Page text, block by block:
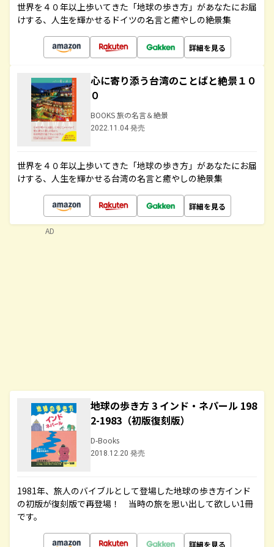
世界を４０年以上歩いてきた「地球の歩き方」があなたにお届
けする、人生を輝かせるドイツの名言と癒やしの絶景集
詳細を見る
心に寄り添う台湾のことばと絶景１０
０
BOOKS 旅の名言＆絶景
2022.11.04 発売
世界を４０年以上歩いてきた「地球の歩き方」があなたにお届
けする、人生を輝かせる台湾の名言と癒やしの絶景集
詳細を見る
地球の歩き方 3 インド・ネパール 198
2-1983（初版復刻版）
D-Books
2018.12.20 発売
1981年、旅人のバイブルとして登場した地球の歩き方インド
の初版が復刻版で再登場！ 当時の旅を思い出して欲しい1冊
です。
詳細を見る
AD